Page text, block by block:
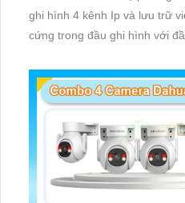
ghi hình 4 kênh Ip và lưu trữ
cứng trong đầu ghi hình với
giám sát có màu vào ban đêm